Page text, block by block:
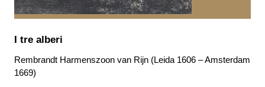
I tre alberi
Rembrandt Harmenszoon van Rijn (Leida 1606 – Amsterdam
1669)